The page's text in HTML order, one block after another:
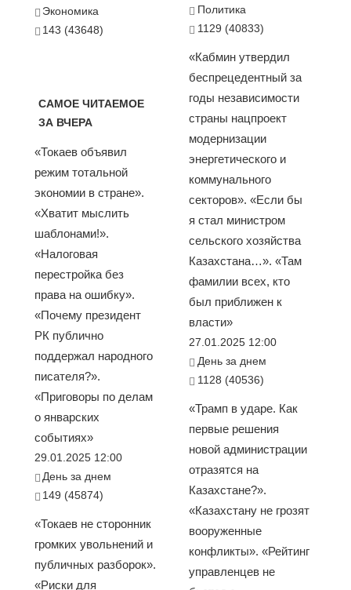
Экономика
143 (43648)
САМОЕ ЧИТАЕМОЕ
ЗА ВЧЕРА
«Токаев объявил
режим тотальной
экономии в стране».
«Хватит мыслить
шаблонами!».
«Налоговая
перестройка без
права на ошибку».
«Почему президент
РК публично
поддержал народного
писателя?».
«Приговоры по делам
о январских
событиях»
29.01.2025 12:00
День за днем
149 (45874)
«Токаев не сторонник
громких увольнений и
публичных разборок».
«Риски для
Политика
1129 (40833)
«Кабмин утвердил
беспрецедентный за
годы независимости
страны нацпроект
модернизации
энергетического и
коммунального
секторов». «Если бы
я стал министром
сельского хозяйства
Казахстана…». «Там
фамилии всех, кто
был приближен к
власти»
27.01.2025 12:00
День за днем
1128 (40536)
«Трамп в ударе. Как
первые решения
новой администрации
отразятся на
Казахстане?».
«Казахстану не грозят
вооруженные
конфликты». «Рейтинг
управленцев не